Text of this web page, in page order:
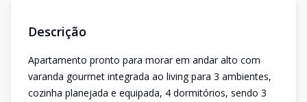
Descrição
Apartamento pronto para morar em andar alto com
varanda gourmet integrada ao living para 3 ambientes,
cozinha planejada e equipada, 4 dormitórios, sendo 3